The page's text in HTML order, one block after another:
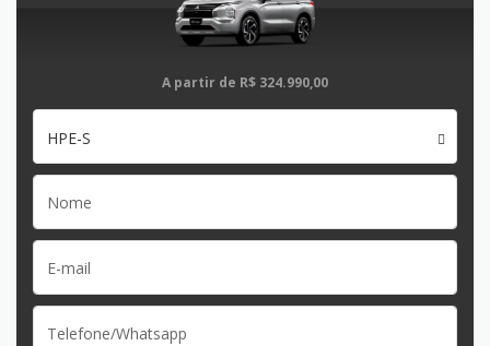
A partir de R$ 324.990,00
HPE-S